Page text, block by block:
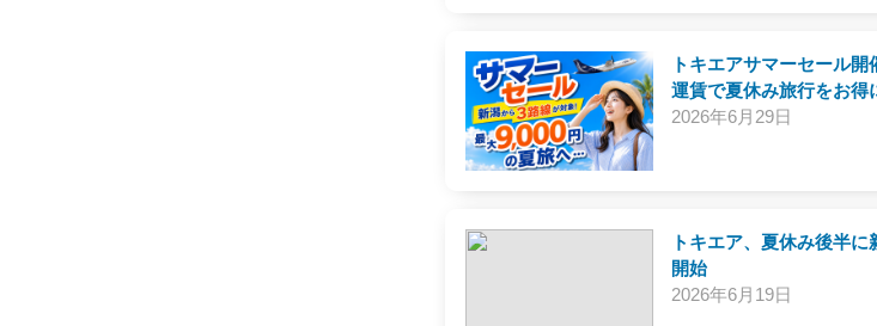
トキエアサマーセール
運賃で夏休み旅行をお得
2026年6月29日
トキエア、夏休み後半
開始
2026年6月19日